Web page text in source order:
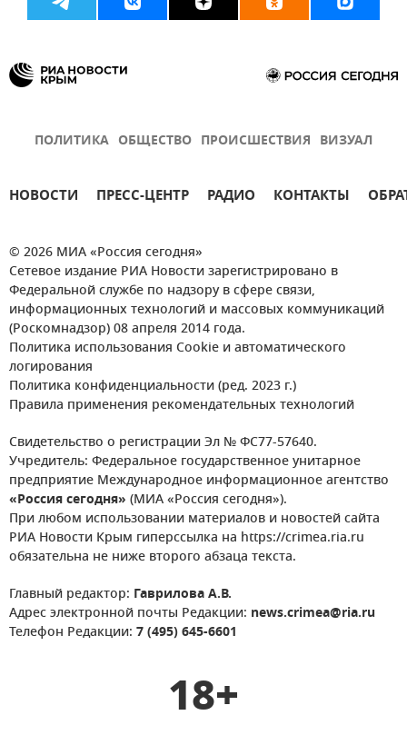
ПОЛИТИКА ОБЩЕСТВО ПРОИСШЕСТВИЯ ВИЗУАЛ
НОВОСТИ ПРЕСС-ЦЕНТР РАДИО КОНТАКТЫ
© 2026 МИА «Россия сегодня»
Сетевое издание РИА Новости зарегистрировано в
Федеральной службе по надзору в сфере связи,
информационных технологий и массовых коммуникаций
(Роскомнадзор) 08 апреля 2014 года.
Политика использования Cookie и автоматического
логирования
Политика конфиденциальности (ред. 2023 г.)
Правила применения рекомендательных технологий
Свидетельство о регистрации Эл № ФС77-57640.
Учредитель: Федеральное государственное унитарное
предприятие Международное информационное агентство
«Россия сегодня» (МИА «Россия сегодня»).
При любом использовании материалов и новостей сайта
РИА Новости Крым гиперссылка на https://crimea.ria.ru
обязательна не ниже второго абзаца текста.
Главный редактор: Гаврилова А.В.
Адрес электронной почты Редакции: news.crimea@ria.ru
Телефон Редакции: 7 (495) 645-6601
18+